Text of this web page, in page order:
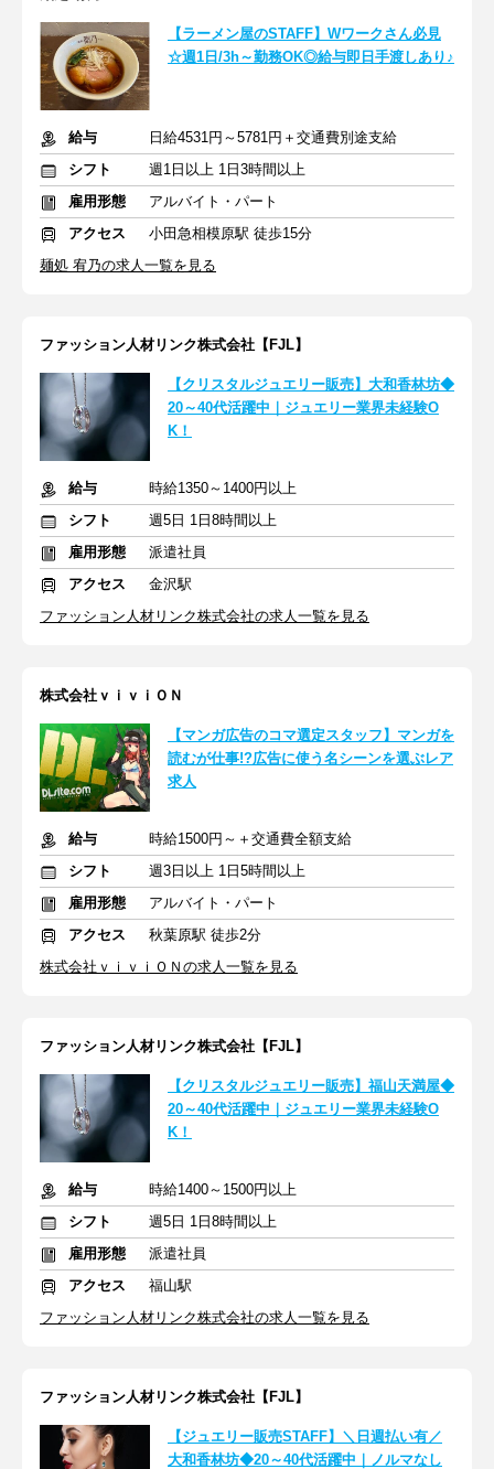
【ラーメン屋のSTAFF】Wワークさん必見
☆週1日/3h～勤務OK◎給与即日手渡しあり♪
給与
日給4531円～5781円＋交通費別途支給
シフト
週1日以上 1日3時間以上
雇用形態
アルバイト・パート
アクセス
小田急相模原駅 徒歩15分
麺処 宥乃の求人一覧を見る
ファッション人材リンク株式会社【FJL】
【クリスタルジュエリー販売】大和香林坊◆
20～40代活躍中｜ジュエリー業界未経験O
K！
給与
時給1350～1400円以上
シフト
週5日 1日8時間以上
雇用形態
派遣社員
アクセス
金沢駅
ファッション人材リンク株式会社の求人一覧を見る
株式会社ｖｉｖｉＯＮ
【マンガ広告のコマ選定スタッフ】マンガを
読むが仕事!?広告に使う名シーンを選ぶレア
求人
給与
時給1500円～＋交通費全額支給
シフト
週3日以上 1日5時間以上
雇用形態
アルバイト・パート
アクセス
秋葉原駅 徒歩2分
株式会社ｖｉｖｉＯＮの求人一覧を見る
ファッション人材リンク株式会社【FJL】
【クリスタルジュエリー販売】福山天満屋◆
20～40代活躍中｜ジュエリー業界未経験O
K！
給与
時給1400～1500円以上
シフト
週5日 1日8時間以上
雇用形態
派遣社員
アクセス
福山駅
ファッション人材リンク株式会社の求人一覧を見る
ファッション人材リンク株式会社【FJL】
【ジュエリー販売STAFF】＼日週払い有／
大和香林坊◆20～40代活躍中｜ノルマなし